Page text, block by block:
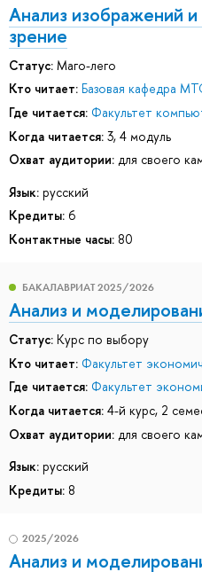
Анализ изображений
зрение
Статус: Маго-лего
Кто читает: Базовая кафедра
Где читается: Факультет
Когда читается: 3, 4 модуль
Охват аудитории: для своего
Язык: русский
Кредиты: 6
Контактные часы: 80
БАКАЛАВРИАТ 2025/2026
Анализ и
Статус: Курс по выбору
Кто читает: Факультет
Где читается: Факультет
Когда читается: 4-й курс, 2
Охват аудитории: для своего
Язык: русский
Кредиты: 8
2025/2026
Анализ и